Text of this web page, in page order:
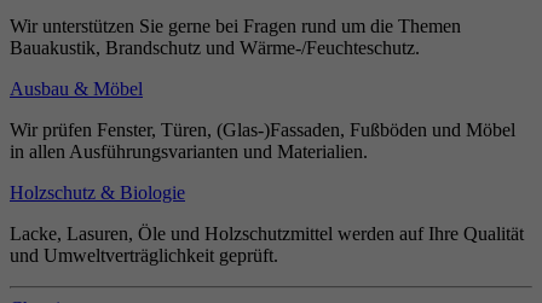
Wir unterstützen Sie gerne bei Fragen rund um die Themen
Bauakustik, Brandschutz und Wärme-/Feuchteschutz.
Ausbau & Möbel
Wir prüfen Fenster, Türen, (Glas-)Fassaden, Fußböden und Möbel
in allen Ausführungsvarianten und Materialien.
Holzschutz & Biologie
Lacke, Lasuren, Öle und Holzschutzmittel werden auf Ihre Qualität
und Umweltverträglichkeit geprüft.